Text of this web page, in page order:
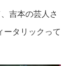
吉本の芸人さ
ータリックって